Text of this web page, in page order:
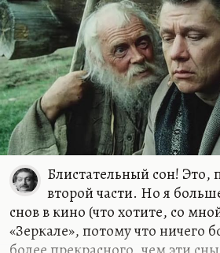
Блистательный сон! Это,
второй части. Но я
снов в кино (что хотите, со
«Зеркале», потому что ничего